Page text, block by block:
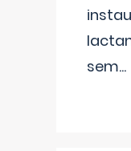
sem...